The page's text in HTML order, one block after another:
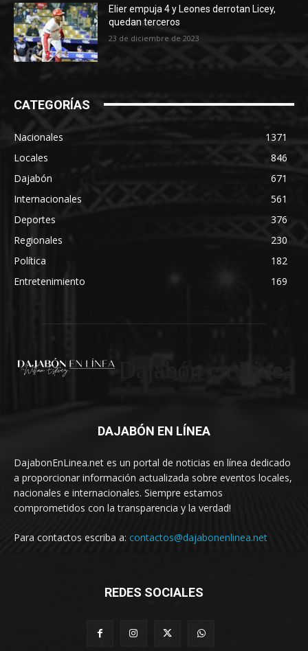
Elier empuja 4 y Leones derrotan Licey,
quedan terceros
23 de diciembre de 2023
CATEGORÍAS
Nacionales
1371
Locales
846
Dajabón
671
Internacionales
561
Deportes
376
Regionales
230
Política
182
Entretenimiento
169
DAJABÓN EN LÍNEA
DajabonEnLinea.net es un portal de noticias en línea dedicado
a proporcionar información actualizada sobre eventos locales,
nacionales e internacionales. Siempre estamos
comprometidos con la transparencia y la verdad!
Para contactos escriba a: contactos@dajabonenlinea.net
REDES SOCIALES